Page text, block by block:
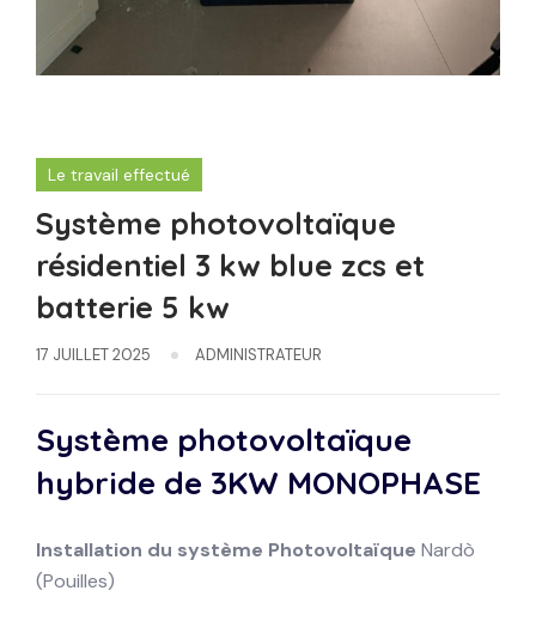
Le travail effectué
Système photovoltaïque
résidentiel 3 kw blue zcs et
batterie 5 kw
17 JUILLET 2025 ADMINISTRATEUR
Système photovoltaïque
hybride de 3KW MONOPHASE
Installation du système Photovoltaïque Nardò
(Pouilles)